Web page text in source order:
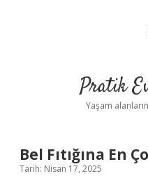
Pratik
Yaşam
Bel Fıtığına En
Tarih: Nisan 17, 2025